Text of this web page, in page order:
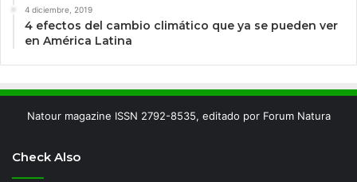
4 diciembre, 2019
4 efectos del cambio climático que ya se pueden ver
en América Latina
Natour magazine ISSN 2792-8535, editado por Forum Natura
Check Also